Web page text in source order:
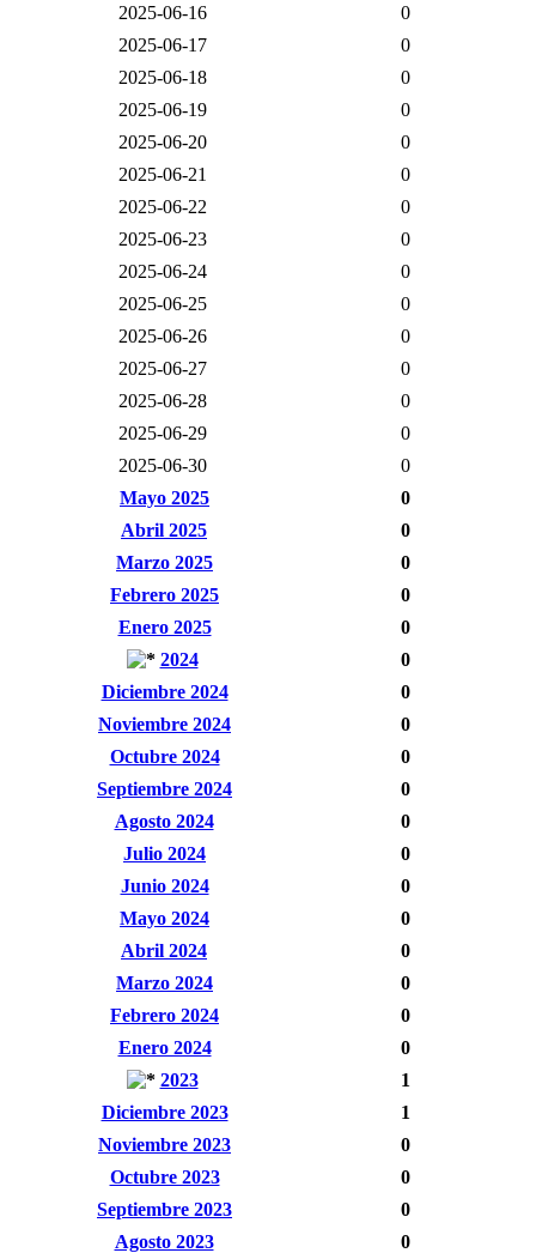
2025-06-16
0
2025-06-17
0
2025-06-18
0
2025-06-19
0
2025-06-20
0
2025-06-21
0
2025-06-22
0
2025-06-23
0
2025-06-24
0
2025-06-25
0
2025-06-26
0
2025-06-27
0
2025-06-28
0
2025-06-29
0
2025-06-30
0
Mayo 2025
0
Abril 2025
0
Marzo 2025
0
Febrero 2025
0
Enero 2025
0
2024
0
Diciembre 2024
0
Noviembre 2024
0
Octubre 2024
0
Septiembre 2024
0
Agosto 2024
0
Julio 2024
0
Junio 2024
0
Mayo 2024
0
Abril 2024
0
Marzo 2024
0
Febrero 2024
0
Enero 2024
0
2023
1
Diciembre 2023
1
Noviembre 2023
0
Octubre 2023
0
Septiembre 2023
0
Agosto 2023
0